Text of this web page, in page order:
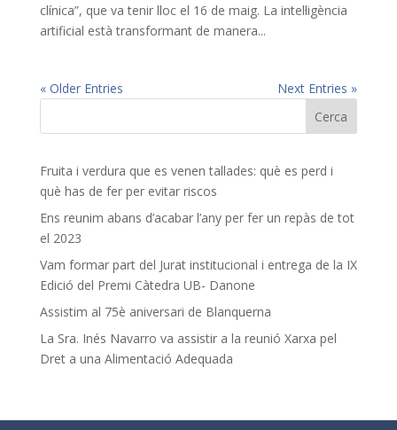
clínica”, que va tenir lloc el 16 de maig. La intel·ligència
artificial està transformant de manera...
« Older Entries Next Entries »
Fruita i verdura que es venen tallades: què es perd i
què has de fer per evitar riscos
Ens reunim abans d’acabar l’any per fer un repàs de tot
el 2023
Vam formar part del Jurat institucional i entrega de la IX
Edició del Premi Càtedra UB- Danone
Assistim al 75è aniversari de Blanquerna
La Sra. Inés Navarro va assistir a la reunió Xarxa pel
Dret a una Alimentació Adequada